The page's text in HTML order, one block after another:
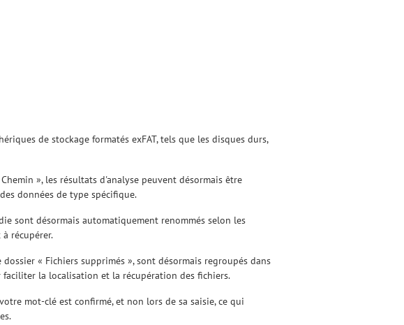
de stockage formatés exFAT, tels que les disques durs,
», les résultats d'analyse peuvent désormais être
données de type spécifique.
sont désormais automatiquement renommés selon les
récupérer.
« Fichiers supprimés », sont désormais regroupés dans
la localisation et la récupération des fichiers.
mot-clé est confirmé, et non lors de sa saisie, ce qui